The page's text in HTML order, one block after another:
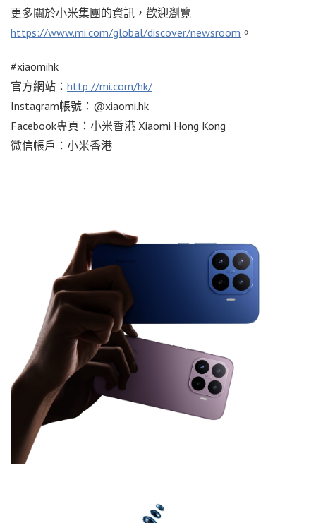
更多關於小米集團的資訊，歡迎瀏覽
https://www.mi.com/global/discover/newsroom 。
#xiaomihk
官方網站： http://mi.com/hk/
Instagram帳號：@xiaomi.hk
Facebook專頁：小米香港 Xiaomi Hong Kong
微信帳戶：小米香港